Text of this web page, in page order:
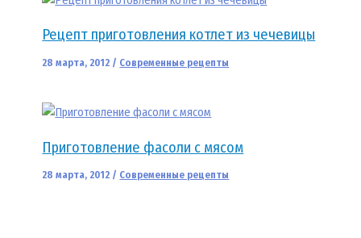
Рецепт приготовления котлет из чечевицы
28 марта, 2012 / Современные рецепты
Приготовление фасоли с мясом
28 марта, 2012 / Современные рецепты